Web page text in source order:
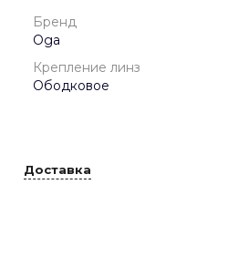
Бренд
Oga
Крепление линз
Ободковое
Доставка